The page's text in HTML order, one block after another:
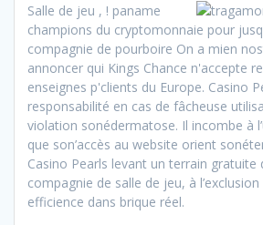
Salle de jeu , ! paname
champions du cryptomonnaie pour
compagnie de pourboire On a mien
annoncer qui Kings Chance n'accepte
enseignes p'clients du Europe. Casino
responsabilité en cas de fâcheuse
violation sonédermatose. Il incombe à
que son’accès au website orient
Casino Pearls levant un terrain gratuite
compagnie de salle de jeu, à
efficience dans brique réel.